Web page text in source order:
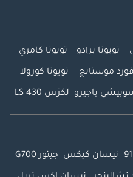
تويوتا برادو تويوتا كامري
فورد موستانج تويوتا كورولا
باجيرو لكزس LS 430
نيسان كيكس جيتور G700